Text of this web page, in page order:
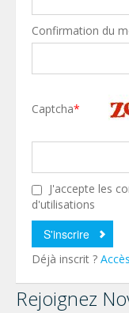
Confirmation du
Captcha*
J'accepte les
d'utilisations
Déjà inscrit ?
Rejoignez